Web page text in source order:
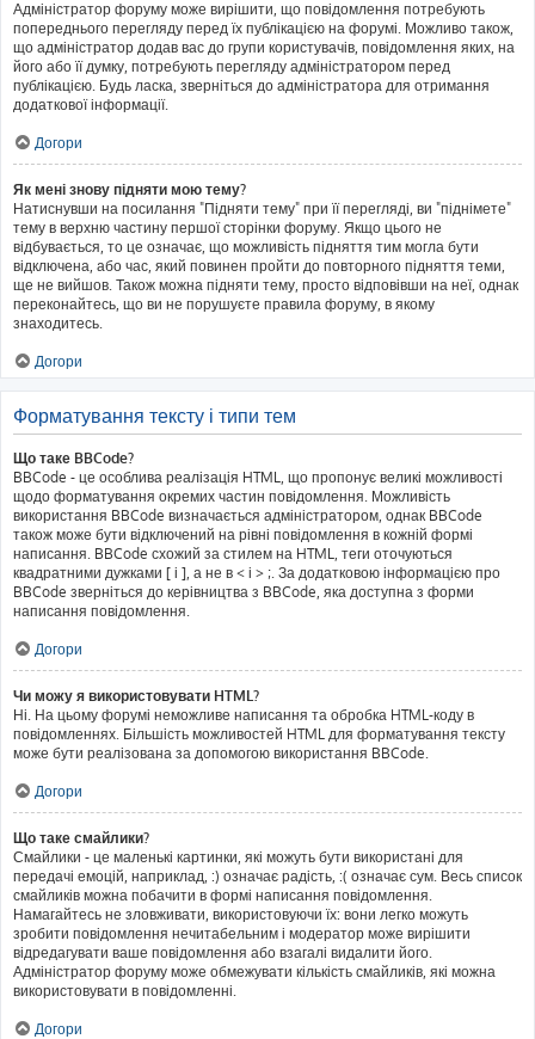
Адміністратор форуму може вирішити, що повідомлення потребують
попереднього перегляду перед їх публікацією на форумі. Можливо також,
що адміністратор додав вас до групи користувачів, повідомлення яких, на
його або її думку, потребують перегляду адміністратором перед
публікацією. Будь ласка, зверніться до адміністратора для отримання
додаткової інформації.
Догори
Як мені знову підняти мою тему?
Натиснувши на посилання "Підняти тему" при її перегляді, ви "піднімете"
тему в верхню частину першої сторінки форуму. Якщо цього не
відбувається, то це означає, що можливість підняття тим могла бути
відключена, або час, який повинен пройти до повторного підняття теми,
ще не вийшов. Також можна підняти тему, просто відповівши на неї, однак
переконайтесь, що ви не порушуєте правила форуму, в якому
знаходитесь.
Догори
Форматування тексту і типи тем
Що таке BBCode?
BBCode - це особлива реалізація HTML, що пропонує великі можливості
щодо форматування окремих частин повідомлення. Можливість
використання BBCode визначається адміністратором, однак BBCode
також може бути відключений на рівні повідомлення в кожній формі
написання. BBCode схожий за стилем на HTML, теги оточуються
квадратними дужками [ і ], а не в < і > ;. За додатковою інформацією про
BBCode зверніться до керівництва з BBCode, яка доступна з форми
написання повідомлення.
Догори
Чи можу я використовувати HTML?
Ні. На цьому форумі неможливе написання та обробка HTML-коду в
повідомленнях. Більшість можливостей HTML для форматування тексту
може бути реалізована за допомогою використання BBCode.
Догори
Що таке смайлики?
Смайлики - це маленькі картинки, які можуть бути використані для
передачі емоцій, наприклад, :) означає радість, :( означає сум. Весь список
смайликів можна побачити в формі написання повідомлення.
Намагайтесь не зловживати, використовуючи їх: вони легко можуть
зробити повідомлення нечитабельним і модератор може вирішити
відредагувати ваше повідомлення або взагалі видалити його.
Адміністратор форуму може обмежувати кількість смайликів, які можна
використовувати в повідомленні.
Догори